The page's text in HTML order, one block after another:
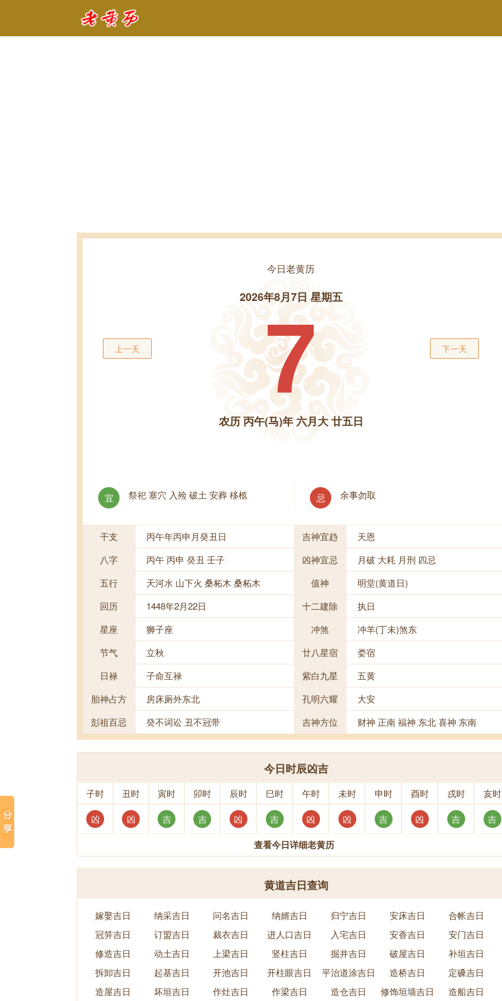
上一天
今日老黄历
2026年8月7日 星期五
7
农历 丙午(马)年 六月大 廿五日
下一天
宜 祭祀 塞穴 入殓 破土 安葬 移柩 忌 余事勿取
干支 丙午年丙申月癸丑日 吉神宜趋
天恩
八字
丙午 丙申 癸丑 壬子 凶神宜忌
月破 大耗 月刑 四忌
五行
天河水 山下火 桑柘木 桑柘木 值神
明堂(黄道日)
回历
1448年2月22日 十二建除
执日
星座
狮子座 冲煞
冲羊(丁未)煞东
节气
立秋 廿八星宿
娄宿
日禄
子命互禄 紫白九星
五黄
胎神占方
房床厕外东北 孔明六耀
大安
彭祖百忌
癸不词讼 丑不冠带 吉神方位 财神 正南 福神 东北 喜神 东南
今日时辰凶吉
子时 丑时 寅时 卯时 辰时 巳时 午时 未时 申时 酉时 戌时 亥时
凶 凶 吉 吉 凶 吉 凶 凶 吉 凶 吉 吉
查看今日详细老黄历
黄道吉日查询
嫁娶吉日 纳采吉日 问名吉日 纳婿吉日 归宁吉日 安床吉日
合帐吉日
冠笄吉日
订盟吉日 裁衣吉日 进人口吉日 入宅吉日 安香吉日
安门吉日
修造吉日
动土吉日 上梁吉日 竖柱吉日 掘井吉日 破屋吉日
补垣吉日
拆卸吉日
起基吉日 开池吉日 开柱眼吉日 平治道涂吉日 造桥吉日
定磉吉日
造屋吉日
坏垣吉日 作灶吉日 作梁吉日 造仓吉日 修饰垣墙吉日
造船吉日